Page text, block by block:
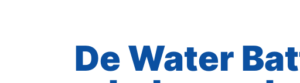
De Water